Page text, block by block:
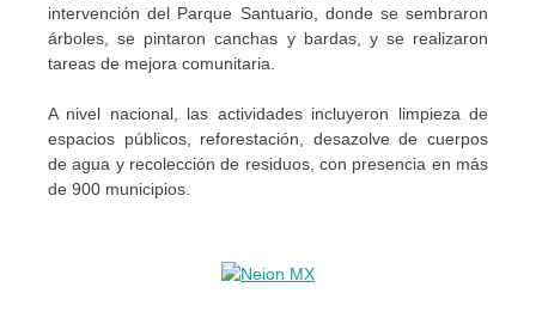
intervención del Parque Santuario, donde se sembraron
árboles, se pintaron canchas y bardas, y se realizaron
tareas de mejora comunitaria.
A nivel nacional, las actividades incluyeron limpieza de
espacios públicos, reforestación, desazolve de cuerpos
de agua y recolección de residuos, con presencia en más
de 900 municipios.